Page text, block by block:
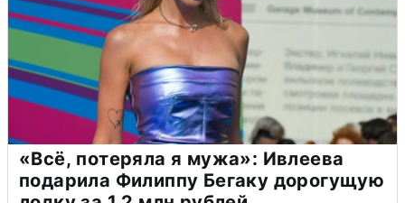
«Всё, потеряла я мужа»: Ивлеева
подарила Филиппу Бегаку дорогущую